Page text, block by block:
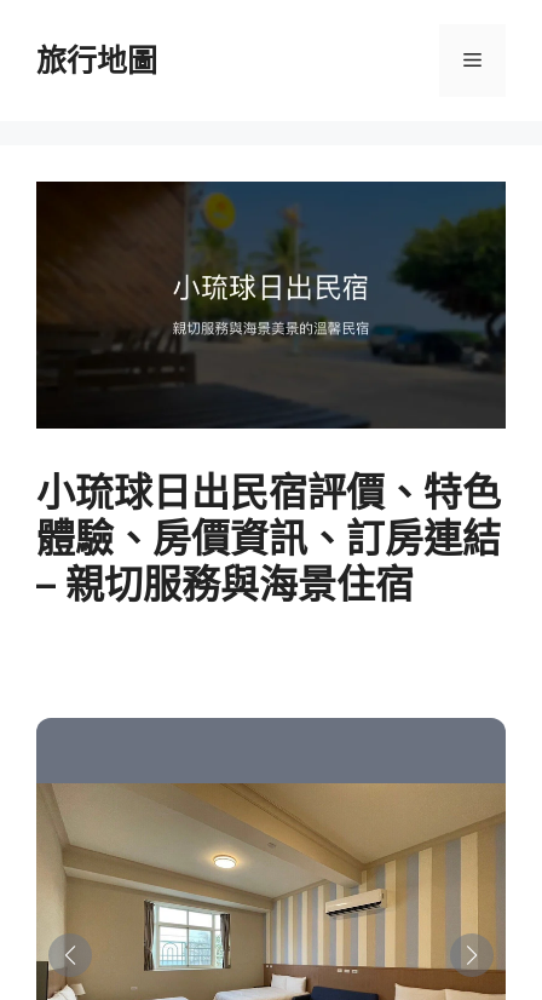
旅行地圖 選
小琉球日出民宿評價、特色
體驗、房價資訊、訂房連結
– 親切服務與海景住宿